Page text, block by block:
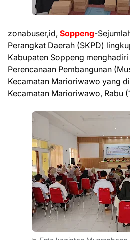
zonabuser,id, Soppeng-
Perangkat Daerah (SKPD)
Kabupaten Soppeng
Perencanaan Pembangunan
Kecamatan Marioriwawo yang
Kecamatan Marioriwawo, Rabu